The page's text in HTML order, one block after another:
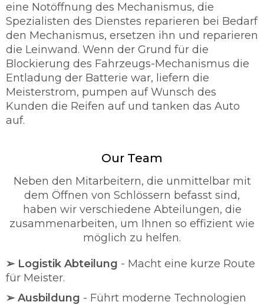
eine Notöffnung des Mechanismus, die
Spezialisten des Dienstes reparieren bei Bedarf
den Mechanismus, ersetzen ihn und reparieren
die Leinwand. Wenn der Grund für die
Blockierung des Fahrzeugs-Mechanismus die
Entladung der Batterie war, liefern die
Meisterstrom, pumpen auf Wunsch des
Kunden die Reifen auf und tanken das Auto
auf.
Our Team
Neben den Mitarbeitern, die unmittelbar mit
dem Öffnen von Schlössern befasst sind,
haben wir verschiedene Abteilungen, die
zusammenarbeiten, um Ihnen so effizient wie
möglich zu helfen.
➢ Logistik Abteilung - Macht eine kurze Route
für Meister.
➢ Ausbildung - Führt moderne Technologien